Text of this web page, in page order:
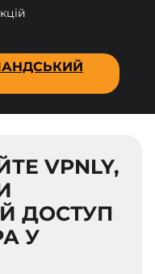
VPNLY,
ДОСТУП
У